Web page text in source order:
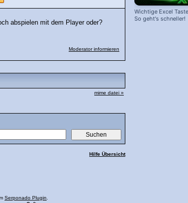
abspielen mit dem Player oder?
Moderator informieren
mime datei »
Hilfe Übersicht
Wichtige Excel
So geht's schneller!
Serponado Plugin